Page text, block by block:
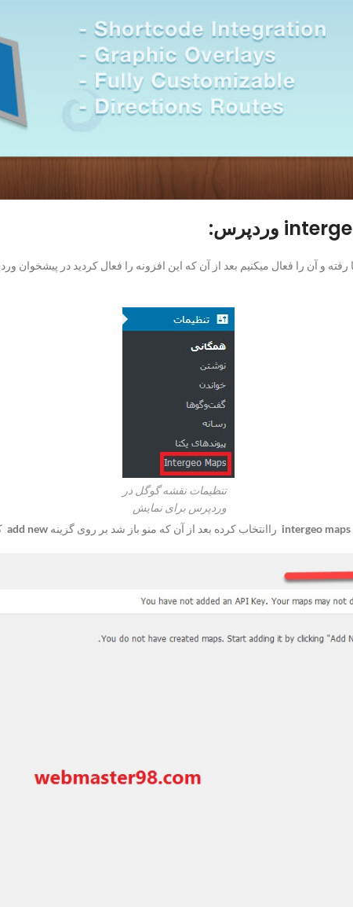
تنظیمات نقشه گوگل در
وردپرس برای نمایش
intergeo maps راانتخاب کرده بعد از آن که منو باز شد بر روی گزینه add new